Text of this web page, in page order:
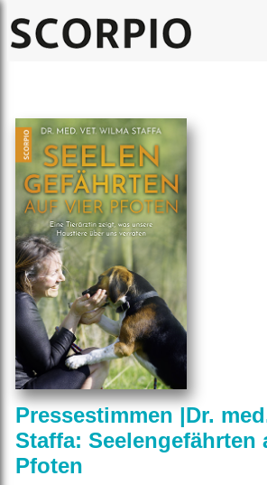
Pressestimmen |Dr.
Staffa: Seelengefährten
Pfoten